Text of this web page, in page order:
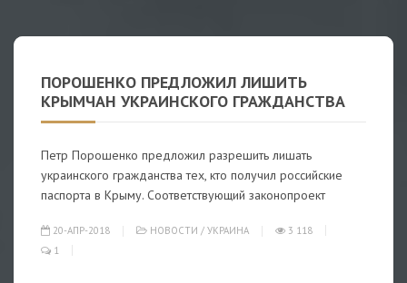
ПОРОШЕНКО ПРЕДЛОЖИЛ ЛИШИТЬ
КРЫМЧАН УКРАИНСКОГО ГРАЖДАНСТВА
Петр Порошенко предложил разрешить лишать
украинского гражданства тех, кто получил российские
паспорта в Крыму. Соответствующий законопроект
20-АПР-2018 НОВОСТИ / УКРАИНА
3 118
1